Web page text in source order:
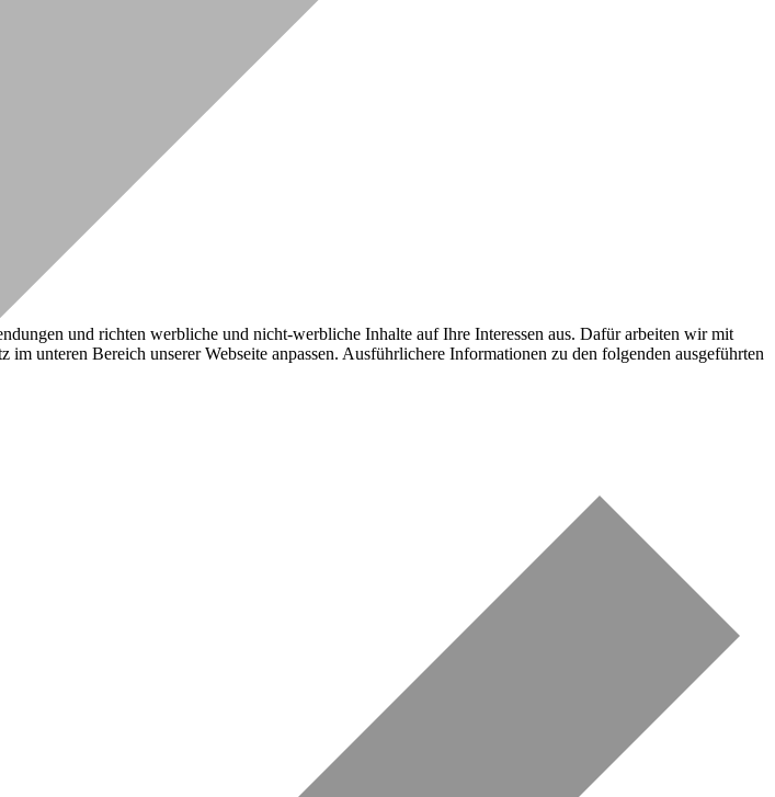
und richten werbliche und nicht-werbliche Inhalte auf Ihre Interessen aus. Dafür arbeiten wir mit
unteren Bereich unserer Webseite anpassen. Ausführlichere Informationen zu den folgenden ausgeführten